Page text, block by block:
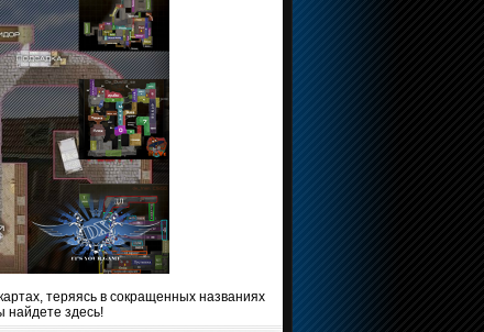
теряясь в сокращенных названиях
найдете здесь!